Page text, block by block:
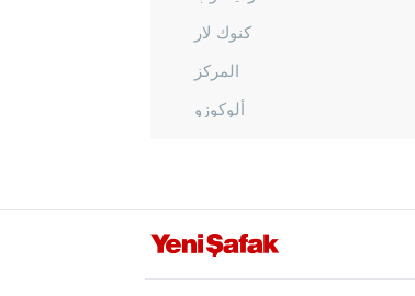
كنوك لار
المركز
ألوكوزو
ساراي كينت